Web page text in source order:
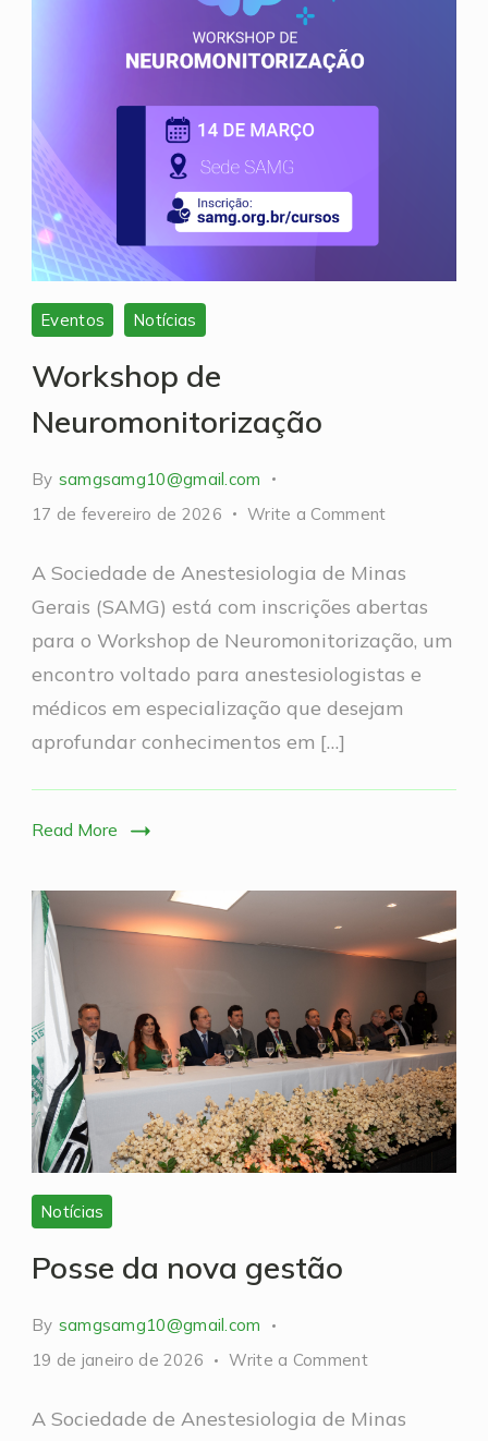
Eventos Notícias
Workshop de
Neuromonitorização
By samgsamg10@gmail.com
17 de fevereiro de 2026
Write a Commenton
de
A Sociedade de Anestesiologia de Minas
Gerais (SAMG) está com inscrições abertas
para o Workshop de Neuromonitorização, um
encontro voltado para anestesiologistas e
médicos em especialização que desejam
aprofundar conhecimentos em […]
Read More
Notícias
Posse da nova gestão
By samgsamg10@gmail.com
19 de janeiro de 2026
Write a Commenton
da
A Sociedade de Anestesiologia de Minas